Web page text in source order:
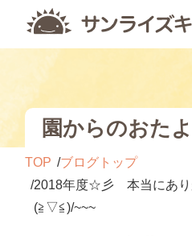
園からのおた
TOP
ブログトップ
2018年度☆彡 本当にあり
(≧▽≦)/~~~